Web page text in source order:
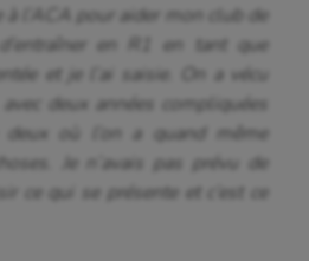
à l’ACA pour aider mon club de
en R1 en tant que
et je l’ai saisie. On a vécu
deux années compliquées
où l’on a quand même
Je n’avais pas prévu de
ce qui se présente et c’est ce